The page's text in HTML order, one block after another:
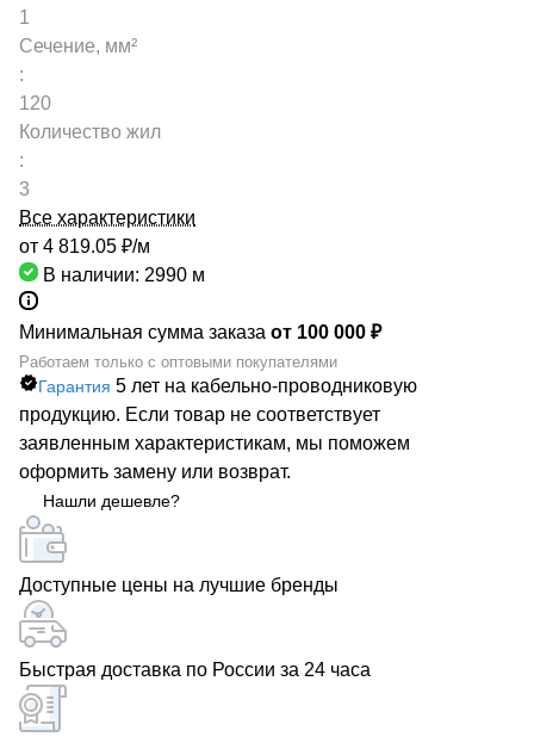
1
Сечение, мм²
:
120
Количество жил
:
3
Все характеристики
от 4 819.05 ₽/м
В наличии: 2990 м
Минимальная сумма заказа от 100 000 ₽
Работаем только с оптовыми покупателями
Гарантия 5 лет на кабельно-проводниковую
продукцию. Если товар не соответствует
заявленным характеристикам, мы поможем
оформить замену или возврат.
Нашли дешевле?
Доступные цены на лучшие бренды
Быстрая доставка по России за 24 часа